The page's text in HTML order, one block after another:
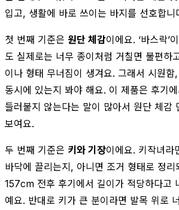
입고, 생활에 바로 쓰이는 바지를 선호합니
첫 번째 기준은 원단 체감이에요. ‘바스락’
도 실제로는 너무 종이처럼 거칠면 불편하
이나 형태 무너짐이 생겨요. 그래서 시원함
동시에 있는지 봐야 해요. 이 제품은 후기
들러붙지 않는다는 말이 많아서 원단 체감
보여요.
두 번째 기준은 키와 기장이에요. 키작녀라
바닥에 끌리는지, 아니면 조거 형태로 정리
157cm 전후 후기에서 길이가 적당하다고
예요. 반대로 키가 큰 분이라면 발목 위로